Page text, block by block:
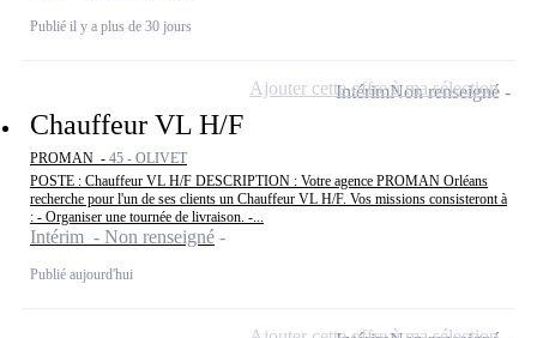
Publié il y a plus de 30 jours
Chauffeur VL H/F
PROMAN - 45 - OLIVET
POSTE : Chauffeur VL H/F DESCRIPTION : Votre agence PROMAN Orléans
recherche pour l'un de ses clients un Chauffeur VL H/F. Vos missions consisteront à
: - Organiser une tournée de livraison. -...
Intérim - Non renseigné
Publié aujourd'hui
IntérimNon renseigné
Ajouter cette offre à ma sélection